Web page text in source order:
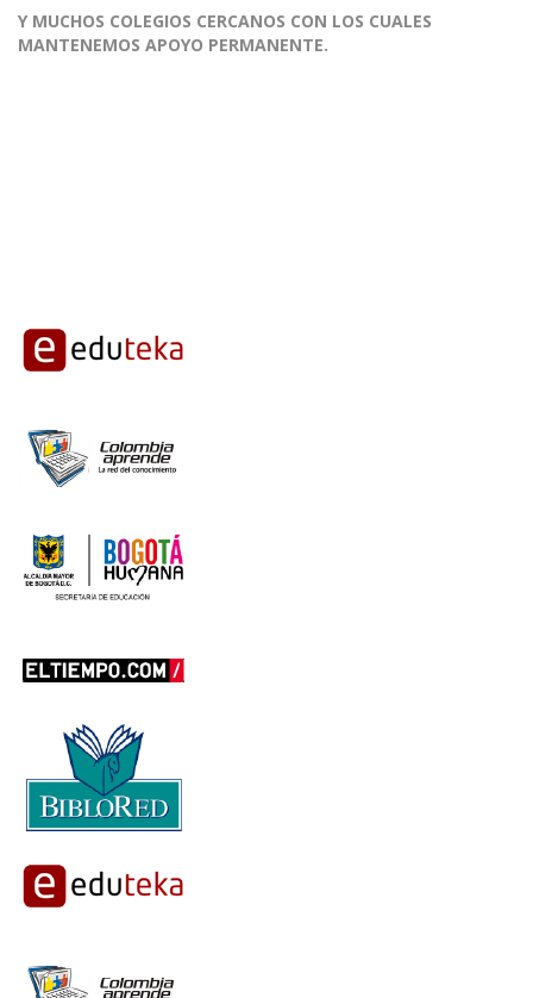
Y MUCHOS COLEGIOS CERCANOS CON LOS CUALES
MANTENEMOS APOYO PERMANENTE.